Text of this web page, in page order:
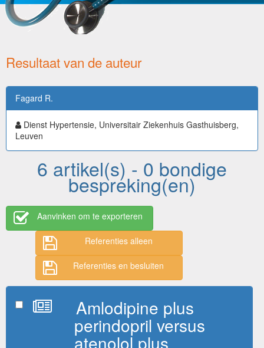
Resultaat van de auteur
Fagard R.
Dienst Hypertensie, Universitair Ziekenhuis Gasthuisberg,
Leuven
6 artikel(s) - 0 bondige
bespreking(en)
Aanvinken om te exporteren
Referenties alleen
Referenties en besluiten
Amlodipine plus
perindopril versus
atenolol plus